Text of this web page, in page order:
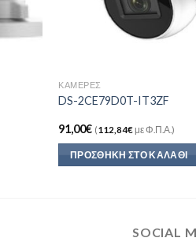
ΚΆΜΕΡΕΣ
DS-2CE79D0T-IT3ZF
91,00€ (112,84€με Φ.Π.Α.)
ΠΡΟΣΘΉΚΗ ΣΤΟ ΚΑΛΆΘΙ
SOCIAL